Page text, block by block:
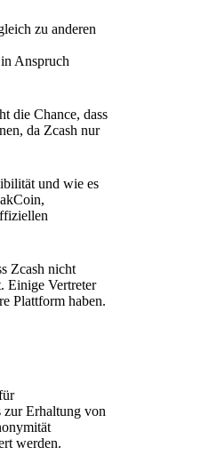
zu anderen
Anspruch
die Chance, dass
da Zcash nur
und wie es
Zcash nicht
Einige Vertreter
Plattform haben.
zur Erhaltung von
werden.